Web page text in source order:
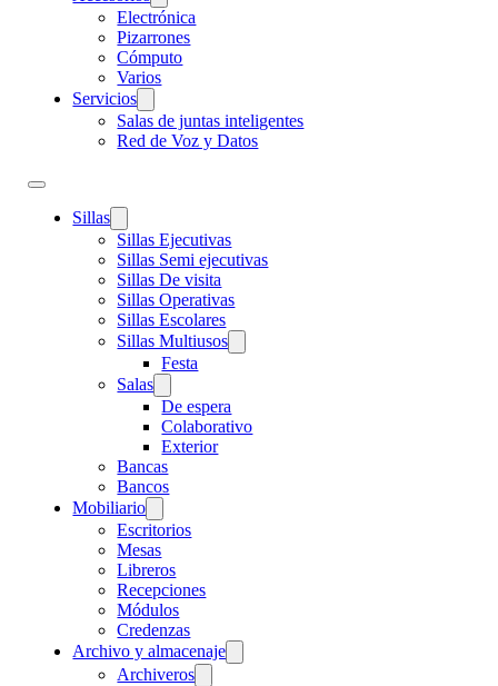
Electrónica
Pizarrones
Cómputo
Varios
Servicios
Salas de juntas inteligentes
Red de Voz y Datos
Sillas
Sillas Ejecutivas
Sillas Semi ejecutivas
Sillas De visita
Sillas Operativas
Sillas Escolares
Sillas Multiusos
Festa
Salas
De espera
Colaborativo
Exterior
Bancas
Bancos
Mobiliario
Escritorios
Mesas
Libreros
Recepciones
Módulos
Credenzas
Archivo y almacenaje
Archiveros